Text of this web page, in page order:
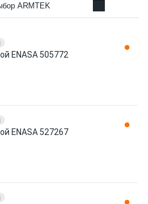
ARMTEK
ENASA 505772
ENASA 527267